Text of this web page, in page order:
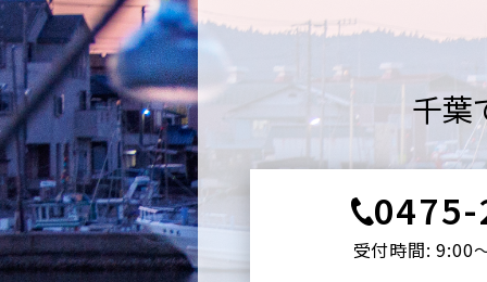
千葉
受付時間: 9:00